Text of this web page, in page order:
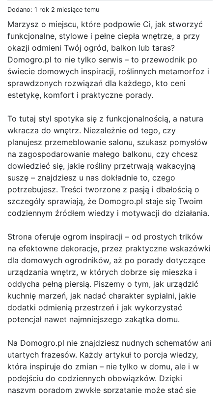
Dodano: 1 rok 2 miesiące temu
Marzysz o miejscu, które podpowie Ci, jak stworzyć
funkcjonalne, stylowe i pełne ciepła wnętrze, a przy
okazji odmieni Twój ogród, balkon lub taras?
Domogro.pl to nie tylko serwis – to przewodnik po
świecie domowych inspiracji, roślinnych metamorfoz i
sprawdzonych rozwiązań dla każdego, kto ceni
estetykę, komfort i praktyczne porady.
To tutaj styl spotyka się z funkcjonalnością, a natura
wkracza do wnętrz. Niezależnie od tego, czy
planujesz przemeblowanie salonu, szukasz pomysłów
na zagospodarowanie małego balkonu, czy chcesz
dowiedzieć się, jakie rośliny przetrwają wakacyjną
suszę – znajdziesz u nas dokładnie to, czego
potrzebujesz. Treści tworzone z pasją i dbałością o
szczegóły sprawiają, że Domogro.pl staje się Twoim
codziennym źródłem wiedzy i motywacji do działania.
Strona oferuje ogrom inspiracji – od prostych trików
na efektowne dekoracje, przez praktyczne wskazówki
dla domowych ogrodników, aż po porady dotyczące
urządzania wnętrz, w których dobrze się mieszka i
oddycha pełną piersią. Piszemy o tym, jak urządzić
kuchnię marzeń, jak nadać charakter sypialni, jakie
dodatki odmienią przestrzeń i jak wykorzystać
potencjał nawet najmniejszego zakątka domu.
Na Domogro.pl nie znajdziesz nudnych schematów ani
utartych frazesów. Każdy artykuł to porcja wiedzy,
która inspiruje do zmian – nie tylko w domu, ale i w
podejściu do codziennych obowiązków. Dzięki
naszym poradom zwykłe sprzątanie może stać się